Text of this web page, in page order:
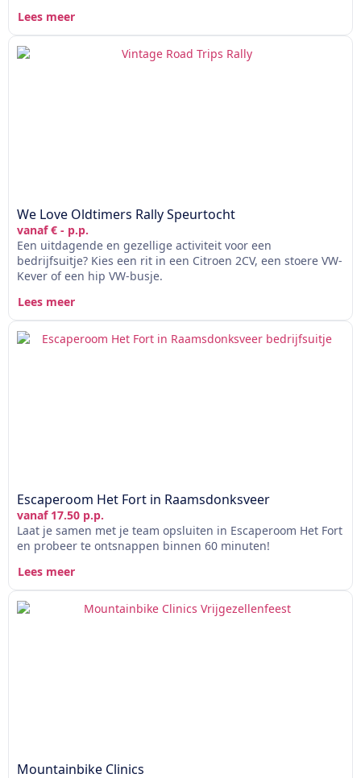
Lees meer
We Love Oldtimers Rally Speurtocht
vanaf € - p.p.
Een uitdagende en gezellige activiteit voor een
bedrijfsuitje? Kies een rit in een Citroen 2CV, een stoere VW-
Kever of een hip VW-busje.
Lees meer
Escaperoom Het Fort in Raamsdonksveer
vanaf 17.50 p.p.
Laat je samen met je team opsluiten in Escaperoom Het Fort
en probeer te ontsnappen binnen 60 minuten!
Lees meer
Mountainbike Clinics